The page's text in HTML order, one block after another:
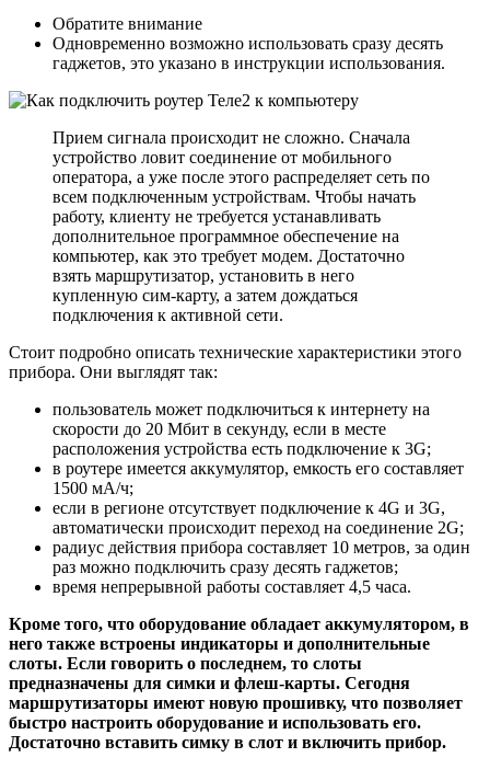
Обратите внимание
Одновременно возможно использовать сразу десять
гаджетов, это указано в инструкции использования.
Прием сигнала происходит не сложно. Сначала
устройство ловит соединение от мобильного
оператора, а уже после этого распределяет сеть по
всем подключенным устройствам. Чтобы начать
работу, клиенту не требуется устанавливать
дополнительное программное обеспечение на
компьютер, как это требует модем. Достаточно
взять маршрутизатор, установить в него
купленную сим-карту, а затем дождаться
подключения к активной сети.
Стоит подробно описать технические характеристики этого
прибора. Они выглядят так:
пользователь может подключиться к интернету на
скорости до 20 Мбит в секунду, если в месте
расположения устройства есть подключение к 3G;
в роутере имеется аккумулятор, емкость его составляет
1500 мА/ч;
если в регионе отсутствует подключение к 4G и 3G,
автоматически происходит переход на соединение 2G;
радиус действия прибора составляет 10 метров, за один
раз можно подключить сразу десять гаджетов;
время непрерывной работы составляет 4,5 часа.
Кроме того, что оборудование обладает аккумулятором, в
него также встроены индикаторы и дополнительные
слоты. Если говорить о последнем, то слоты
предназначены для симки и флеш-карты. Сегодня
маршрутизаторы имеют новую прошивку, что позволяет
быстро настроить оборудование и использовать его.
Достаточно вставить симку в слот и включить прибор.